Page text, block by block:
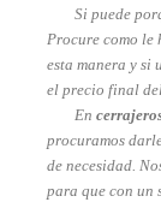
Si puede
Procure como le
esta manera y si
el precio final
En
procuramos
de necesidad.
para que con un